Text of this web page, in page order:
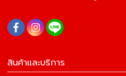
สินค้าและบริการ